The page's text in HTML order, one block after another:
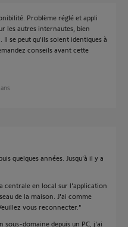
Problème réglé et appli
les autres internautes, bien
se peut qu'ils soient identiques à
conseils avant cette
quelques années. Jusqu'à il y a
centrale en local sur l'application
de la maison. J'ai comme
vous reconnecter."
sous-domaine depuis un PC, j'ai